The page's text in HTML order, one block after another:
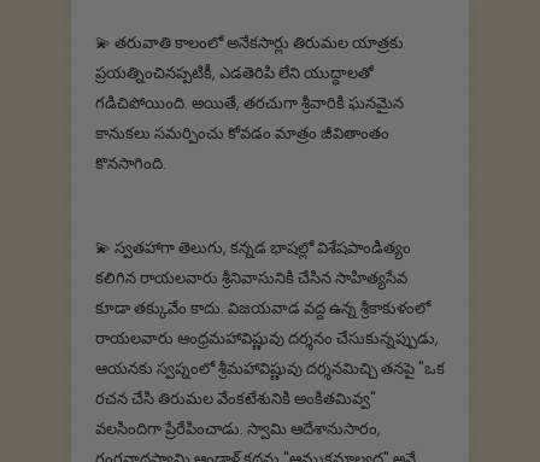
💫 తరువాతి కాలంలో అనేకసార్లు తిరుమల యాత్రకు
ప్రయత్నించినప్పటికీ, ఎడతెరిపి లేని యుద్ధాలతో
గడిచిపోయింది. అయితే, తరచుగా శ్రీవారికి ఘనమైన
కానుకలు సమర్పించు కోవడం మాత్రం జీవితాంతం
కొనసాగింది.
💫 స్వతహాగా తెలుగు, కన్నడ భాషల్లో విశేషపాండిత్యం
కలిగిన రాయలవారు శ్రీనివాసునికి చేసిన సాహిత్యసేవ
కూడా తక్కువేం కాదు. విజయవాడ వద్ద ఉన్న శ్రీకాకుళంలో
రాయలవారు ఆంధ్రమహావిష్ణువు దర్శనం చేసుకున్నప్పుడు,
ఆయనకు స్వప్నంలో శ్రీమహావిష్ణువు దర్శనమిచ్చి తనపై "ఒక
రచన చేసి తిరుమల వేంకటేశునికి అంకితమివ్వ"
వలసిందిగా ప్రేరేపించాడు. స్వామి ఆదేశానుసారం,